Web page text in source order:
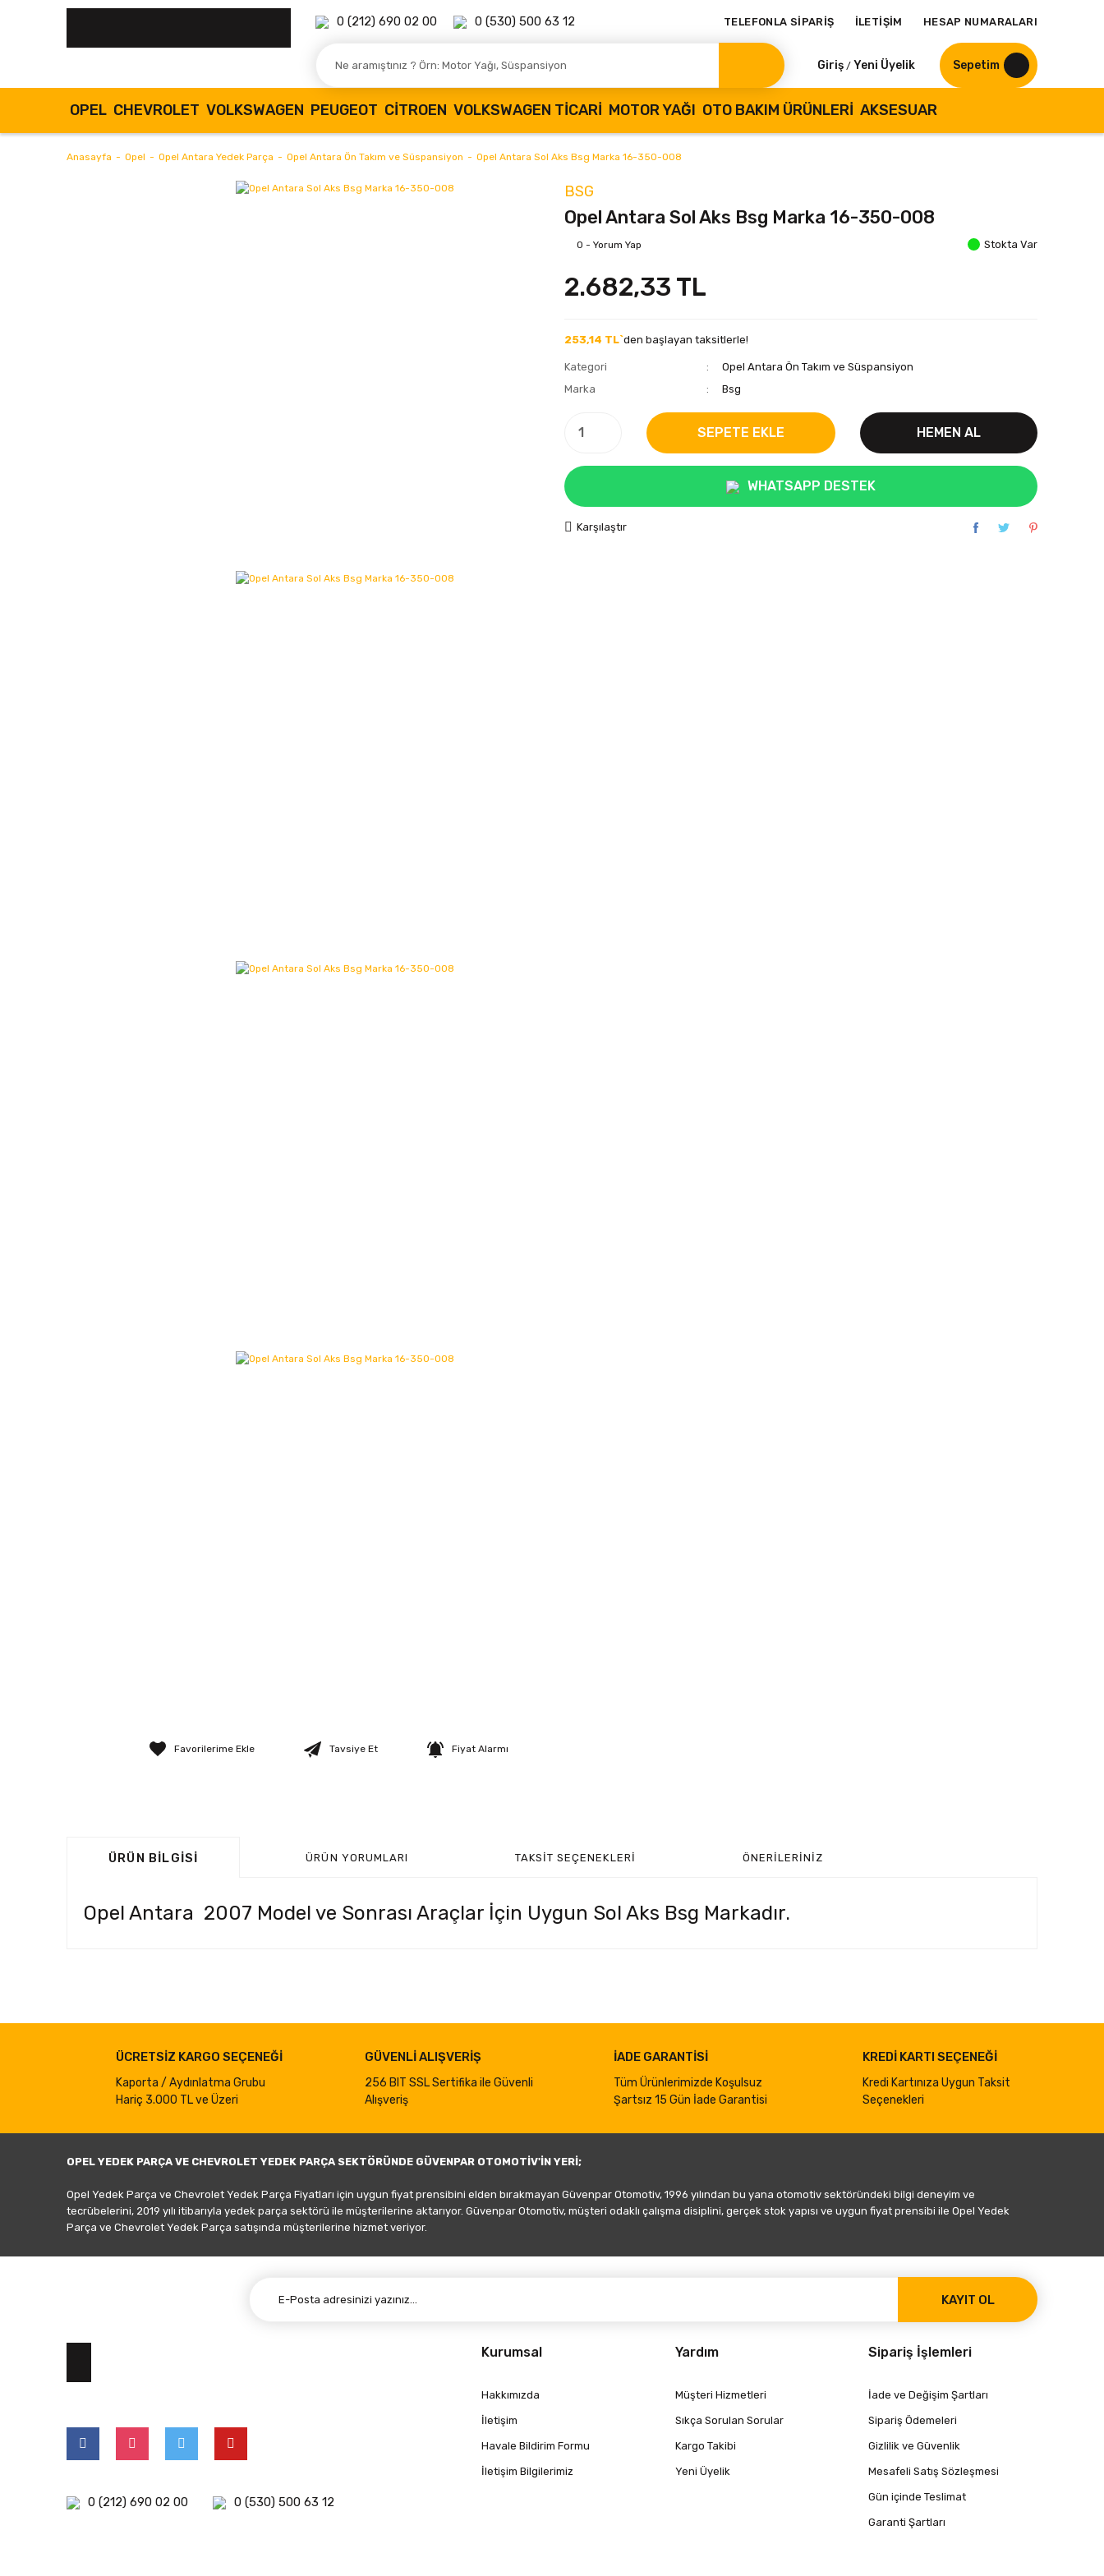
0 (212) 690 02 00 0 (530) 500 63 12 TELEFONLA SİPARİŞ İLETİŞİM HESAP NUMARALARI
Giriş / Yeni Üyelik Sepetim
OPEL CHEVROLET VOLKSWAGEN PEUGEOT CITROEN VOLKSWAGEN TICARI MOTOR YAĞI OTO BAKIM ÜRÜNLERI AKSESUAR
Anasayfa Opel Opel Antara Yedek Parça Opel Antara Ön Takım ve Süspansiyon Opel Antara Sol Aks Bsg Marka 16-350-008
Tavsiye Et Fiyat Alarmı
BSG
Opel Antara Sol Aks Bsg Marka 16-350-008
0 - Yorum Yap Stokta Var
2.682,33 TL
253,14 TL`den başlayan taksitlerle!
Kategori
Opel Antara Ön Takım ve Süspansiyon
Marka
Bsg
SEPETE EKLE HEMEN AL
WHATSAPP DESTEK
Karşılaştır
ÜRÜN BILGISI ÜRÜN YORUMLARI TAKSIT SEÇENEKLERI ÖNERILERINIZ
Opel Antara 2007 Model ve Sonrası Araçlar İçin Uygun Sol Aks Bsg Markadır.
Ürün açıklamasında eksik bilgiler bulunuyor.
Ürün bilgilerinde hatalar bulunuyor.
Ürün fiyatı diğer sitelerden daha pahalı.
ÜCRETSİZ KARGO SEÇENEĞİ
Kaporta / Aydınlatma Grubu
Hariç 3.000 TL ve Üzeri
GÜVENLİ ALIŞVERİŞ
256 BIT SSL Sertifika ile Güvenli
Alışveriş
İADE GARANTİSİ
Tüm Ürünlerimizde Koşulsuz
Şartsız 15 Gün İade Garantisi
KREDİ KARTI SEÇENEĞİ
Kredi Kartınıza Uygun Taksit
Seçenekleri
OPEL YEDEK PARÇA VE CHEVROLET YEDEK PARÇA SEKTÖRÜNDE GÜVENPAR OTOMOTİV'İN YERİ;
Opel Yedek Parça ve Chevrolet Yedek Parça Fiyatları için uygun fiyat prensibini elden bırakmayan Güvenpar Otomotiv, 1996 yılından bu yana otomotiv sektöründeki bilgi deneyim ve
tecrübelerini, 2019 yılı itibarıyla yedek parça sektörü ile müşterilerine aktarıyor. Güvenpar Otomotiv, müşteri odaklı çalışma disiplini, gerçek stok yapısı ve uygun fiyat prensibi ile Opel Yedek
Parça ve Chevrolet Yedek Parça satışında müşterilerine hizmet veriyor.
KAYIT OL
0 (212) 690 02 00 0 (530) 500 63 12
Kurumsal
Hakkımızda
İletişim
Havale Bildirim Formu
İletişim Bilgilerimiz
Yardım
Müşteri Hizmetleri
Sıkça Sorulan Sorular
Kargo Takibi
Yeni Üyelik
Sipariş İşlemleri
İade ve Değişim Şartları
Sipariş Ödemeleri
Gizlilik ve Güvenlik
Mesafeli Satış Sözleşmesi
Gün içinde Teslimat
Garanti Şartları